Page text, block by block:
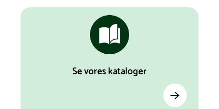
Se vores kataloger